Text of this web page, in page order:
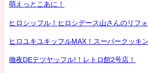
萌えっとこあに！
ヒロシッフル！ヒロシデース山さんのリフ
ヒロユキユキッフルMAX！スーパークッキン
徹夜DEテツヤッフル!！レトロ館2号店！